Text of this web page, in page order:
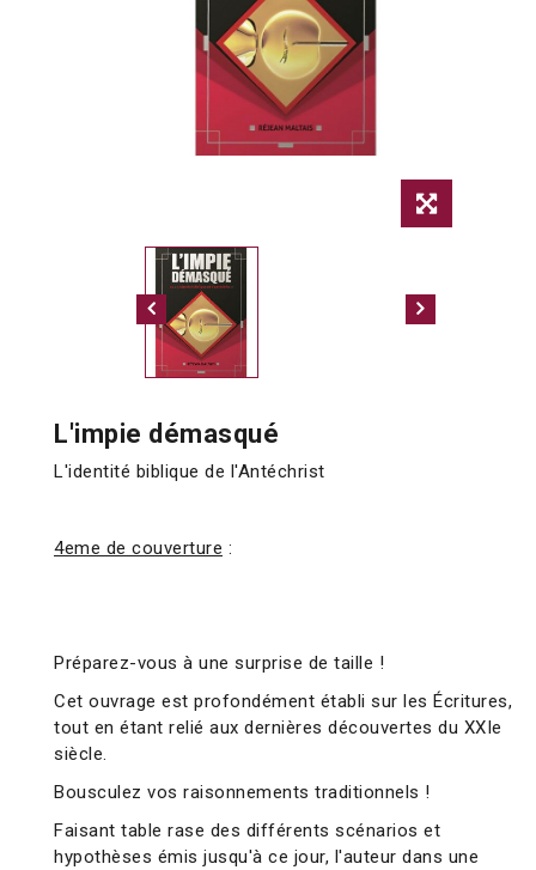
L'impie démasqué
L'identité biblique de l'Antéchrist
4eme de couverture :
Préparez-vous à une surprise de taille !
Cet ouvrage est profondément établi sur les Écritures,
tout en étant relié aux dernières découvertes du XXIe
siècle.
Bousculez vos raisonnements traditionnels !
Faisant table rase des différents scénarios et
hypothèses émis jusqu'à ce jour, l'auteur dans une